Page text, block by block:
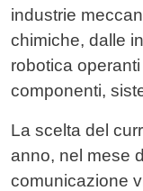
industrie
chimiche, dalle
robotica
componenti,
La scelta del
anno, nel mese
comunicazione